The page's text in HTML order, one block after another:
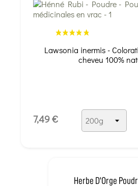
Lawsonia inermis -
cheveu 100%
7,49 €
Herbe D'Orge